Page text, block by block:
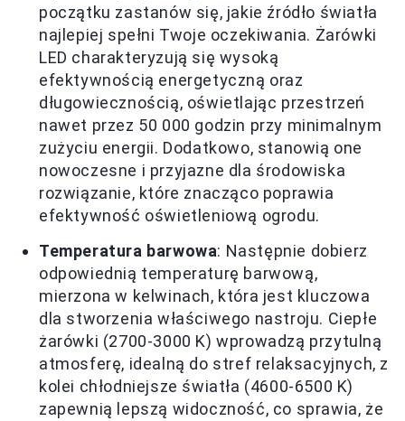
początku zastanów się, jakie źródło światła
najlepiej spełni Twoje oczekiwania. Żarówki
LED charakteryzują się wysoką
efektywnością energetyczną oraz
długowiecznością, oświetlając przestrzeń
nawet przez 50 000 godzin przy minimalnym
zużyciu energii. Dodatkowo, stanowią one
nowoczesne i przyjazne dla środowiska
rozwiązanie, które znacząco poprawia
efektywność oświetleniową ogrodu.
Temperatura barwowa: Następnie dobierz
odpowiednią temperaturę barwową,
mierzona w kelwinach, która jest kluczowa
dla stworzenia właściwego nastroju. Ciepłe
żarówki (2700-3000 K) wprowadzą przytulną
atmosferę, idealną do stref relaksacyjnych, z
kolei chłodniejsze światła (4600-6500 K)
zapewnią lepszą widoczność, co sprawia, że